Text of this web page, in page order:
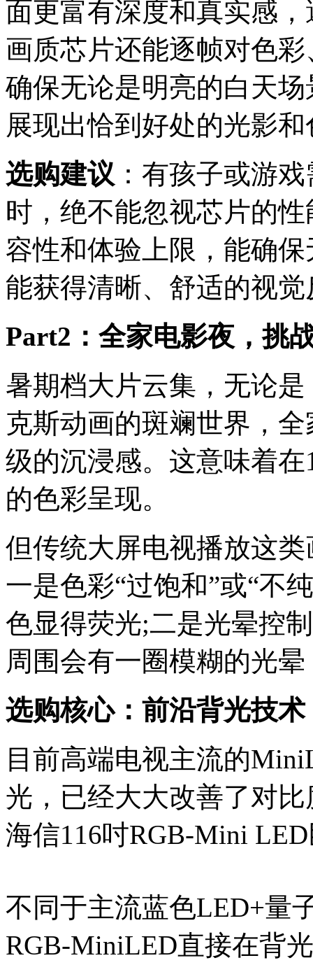
面更富有深度和真实感
画质芯片还能逐帧对色
确保无论是明亮的白天
展现出恰到好处的光影
选购建议 ：有孩子或游
时，绝不能忽视芯片的
容性和体验上限，能确
能获得清晰、舒适的视觉
Part2：全家电影夜，挑
暑期档大片云集，无论
克斯动画的斑斓世界，
级的沉浸感。这意味着
的色彩呈现。
但传统大屏电视播放这
一是色彩“过饱和”或“不
色显得荧光;二是光晕控
周围会有一圈模糊的光
选购核心：前沿背光技术
目前高端电视主流的
光，已经大大改善了对
海信116吋RGB-Mini
不同于主流蓝色LED+量
RGB-MiniLED直接在背